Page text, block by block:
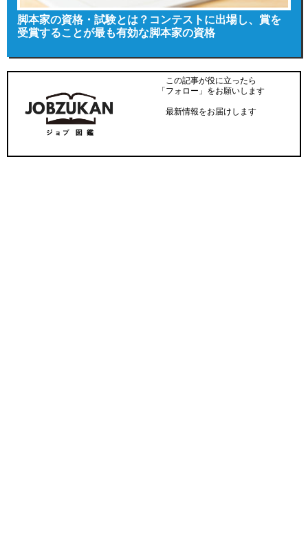
脚本家の資格・試験とは？コンテストに出場し、賞を
受賞することが最も有効な脚本家の資格
この記事が役に立ったら
「フォロー」をお願いします
最新情報をお届けします